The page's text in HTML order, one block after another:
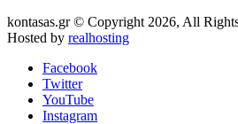
kontasas.gr © Copyright 2026, All
Hosted by realhosting
Facebook
Twitter
YouTube
Instagram